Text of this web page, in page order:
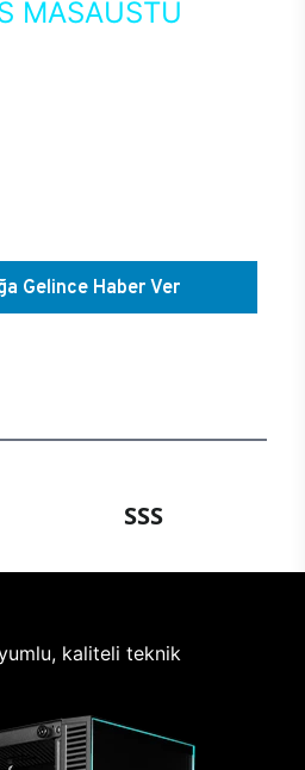
MASAÜSTÜ
Gelince Haber Ver
SSS
kaliteli teknik